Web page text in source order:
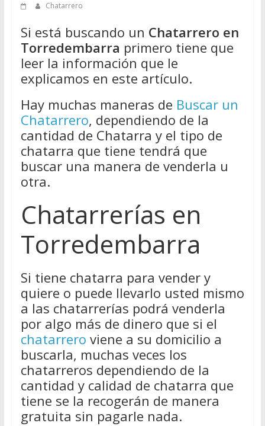
Chatarrero
Si está buscando un Chatarrero en
Torredembarra primero tiene que
leer la información que le
explicamos en este artículo.
Hay muchas maneras de Buscar un
Chatarrero, dependiendo de la
cantidad de Chatarra y el tipo de
chatarra que tiene tendrá que
buscar una manera de venderla u
otra.
Chatarrerías en
Torredembarra
Si tiene chatarra para vender y
quiere o puede llevarlo usted mismo
a las chatarrerías podrá venderla
por algo más de dinero que si el
chatarrero viene a su domicilio a
buscarla, muchas veces los
chatarreros dependiendo de la
cantidad y calidad de chatarra que
tiene se la recogerán de manera
gratuita sin pagarle nada.